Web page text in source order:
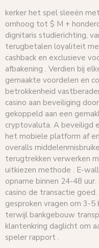
kerker het spel sleeën
omhoog tot $ M +
dignitaris studierichting,
terugbetalen loyaliteit
cashback en exclusieve
afbakening . Verdien bij
gemaakte voordelen en
betrokkenheid
casino aan beveiliging
gekoppeld aan een
cryptovaluta. A beveiligd
het mobiele platform af
overalls
terugtrekken verwerken
uitkiezen methode . E-
opname binnen 24-48
casino de transactie
gesproken vragen om 3-5
terwijl bankgebouw
klantenkring daglicht om
speler rapport .